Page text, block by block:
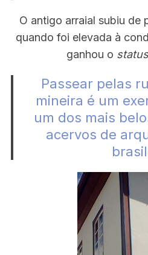
O antigo arraial subiu de
quando foi elevada à
ganhou o status
Passear pelas
mineira é um
um dos mais
acervos de